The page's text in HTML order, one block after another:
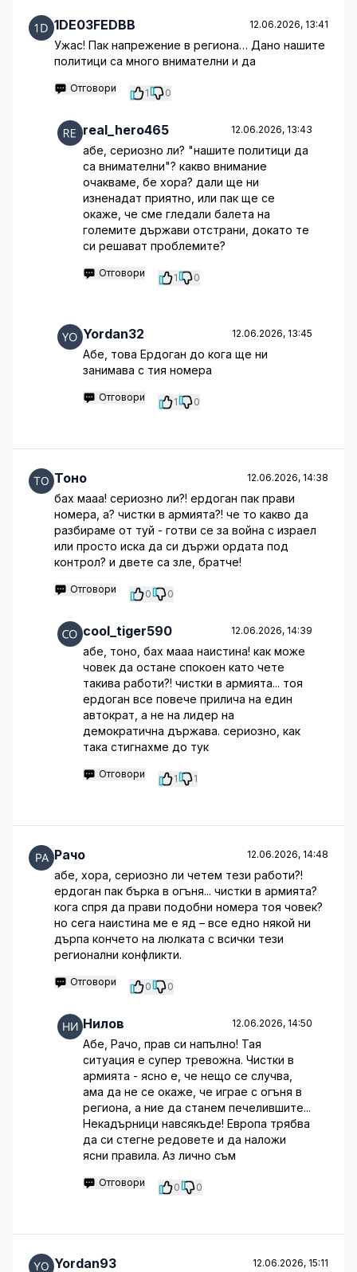
1DE03FEDBB 12.06.2026, 13:41
Ужас! Пак напрежение в региона… Дано нашите
политици са много внимателни и да
Отговори 1 0
real_hero465 12.06.2026, 13:43
абе, сериозно ли? "нашите политици да
са внимателни"? какво внимание
очакваме, бе хора? дали ще ни
изненадат приятно, или пак ще се
окаже, че сме гледали балета на
големите държави отстрани, докато те
си решават проблемите?
Отговори 1 0
Yordan32 12.06.2026, 13:45
Абе, това Ердоган до кога ще ни
занимава с тия номера
Отговори 1 0
Тоно 12.06.2026, 14:38
бах мааа! сериозно ли?! ердоган пак прави
номера, а? чистки в армията?! че то какво да
разбираме от туй - готви се за война с израел
или просто иска да си държи ордата под
контрол? и двете са зле, братче!
Отговори 0 0
cool_tiger590 12.06.2026, 14:39
абе, тоно, бах мааа наистина! как може
човек да остане спокоен като чете
такива работи?! чистки в армията... тоя
ердоган все повече прилича на един
автократ, а не на лидер на
демократична държава. сериозно, как
така стигнахме до тук
Отговори 1 1
Рачо 12.06.2026, 14:48
абе, хора, сериозно ли четем тези работи?!
ердоган пак бърка в огъня... чистки в армията?
кога спря да прави подобни номера тоя човек?
но сега наистина ме е яд – все едно някой ни
дърпа кончето на люлката с всички тези
регионални конфликти.
Отговори 0 0
Нилов 12.06.2026, 14:50
Абе, Рачо, прав си напълно! Тая
ситуация е супер тревожна. Чистки в
армията - ясно е, че нещо се случва,
ама да не се окаже, че играе с огъня в
региона, а ние да станем печелившите...
Некадърници навсякъде! Европа трябва
да си стегне редовете и да наложи
ясни правила. Аз лично съм
Отговори 0 0
Yordan93 12.06.2026, 15:11